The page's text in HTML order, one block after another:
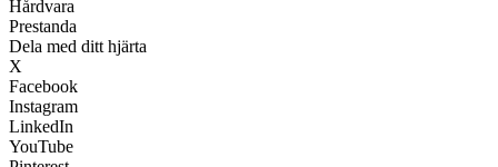
Hårdvara
Prestanda
Dela med ditt hjärta
X
Facebook
Instagram
LinkedIn
YouTube